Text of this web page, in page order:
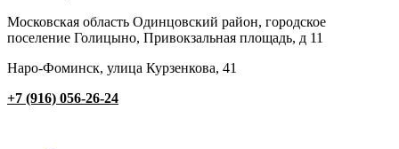
Московская область Одинцовский район, городское
поселение Голицыно, Привокзальная площадь, д 11
Наро-Фоминск, улица Курзенкова, 41
+7 (916) 056-26-24